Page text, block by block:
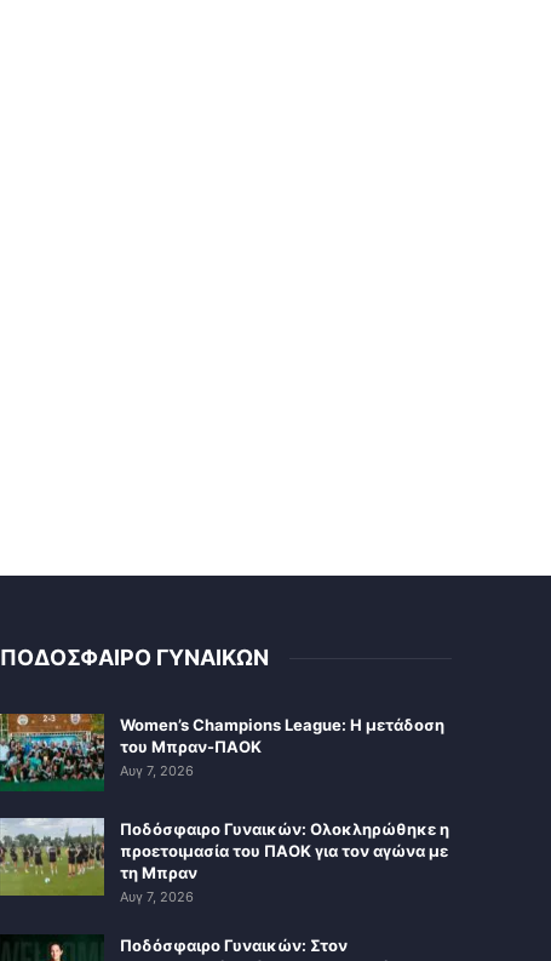
ΠΟΔΟΣΦΑΙΡΟ ΓΥΝΑΙΚΩΝ
Women’s Champions League: Η μετάδοση
του Μπραν-ΠΑΟΚ
Αυγ 7, 2026
Ποδόσφαιρο Γυναικών: Ολοκληρώθηκε η
προετοιμασία του ΠΑΟΚ για τον αγώνα με
τη Μπραν
Αυγ 7, 2026
Ποδόσφαιρο Γυναικών: Στον